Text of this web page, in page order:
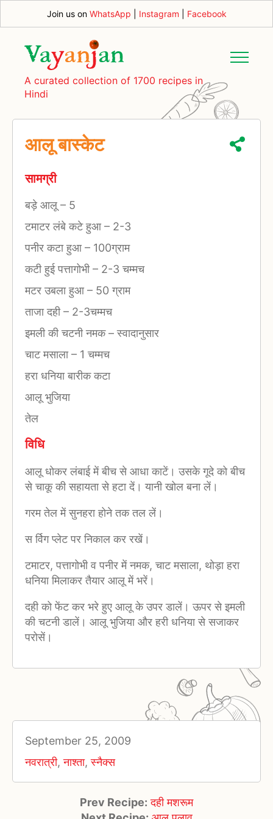
Join us on WhatsApp Instagram Facebook
A curated collection of 1700 recipes in
Hindi
आलू बास्केट
सामग्री
बड़े आलू – 5
टमाटर लंबे कटे हुआ – 2-3
पनीर कटा हुआ – 100ग्राम
कटी हुई पत्तागोभी– 2-3 चम्मच
मटर उबला हुआ – 50 ग्राम
ताजा दही– 2-3चम्मच
इमली की चटनी नमक–स्वादानुसार
चाट मसाला– 1 चम्मच
हरा धनिया बारीक कटा
आलू भुजिया
तेल
विधि
आलू धोकर लंबाई में बीच से आधा काटें। उसके गूदे को बीच
से चाकू की सहायता से हटा दें। यानी खोल बना लें।
गरम तेल में सुनहरा होने तक तल लें।
स र्विग प्लेट पर निकाल कर रखें।
टमाटर, पत्तागोभी व पनीर में नमक, चाट मसाला, थोड़ा हरा
धनिया मिलाकर तैयार आलू में भरें।
दही को फेंट कर भरे हुए आलू के उपर डालें। ऊपर से इमली
की चटनी डालें। आलू भुजिया और हरी धनिया से सजाकर
परोसें।
September 25, 2009
नवरात्री,नाश्ता,स्नैक्स
Prev Recipe: दही मशरूम